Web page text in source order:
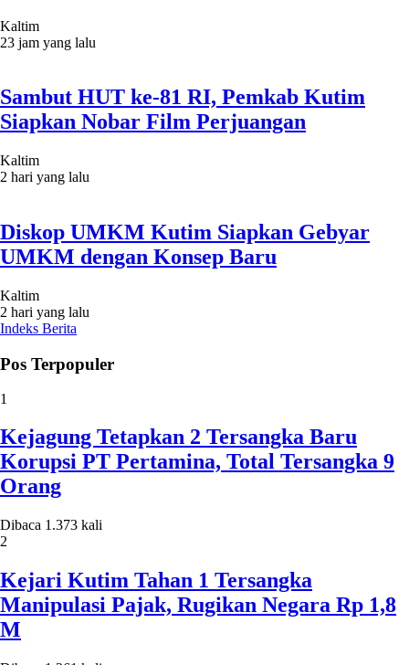
Kaltim
23 jam yang lalu
Sambut HUT ke-81 RI, Pemkab Kutim
Siapkan Nobar Film Perjuangan
Kaltim
2 hari yang lalu
Diskop UMKM Kutim Siapkan Gebyar
UMKM dengan Konsep Baru
Kaltim
2 hari yang lalu
Indeks Berita
Pos Terpopuler
1
Kejagung Tetapkan 2 Tersangka Baru
Korupsi PT Pertamina, Total Tersangka 9
Orang
Dibaca 1.373 kali
2
Kejari Kutim Tahan 1 Tersangka
Manipulasi Pajak, Rugikan Negara Rp 1,8
M